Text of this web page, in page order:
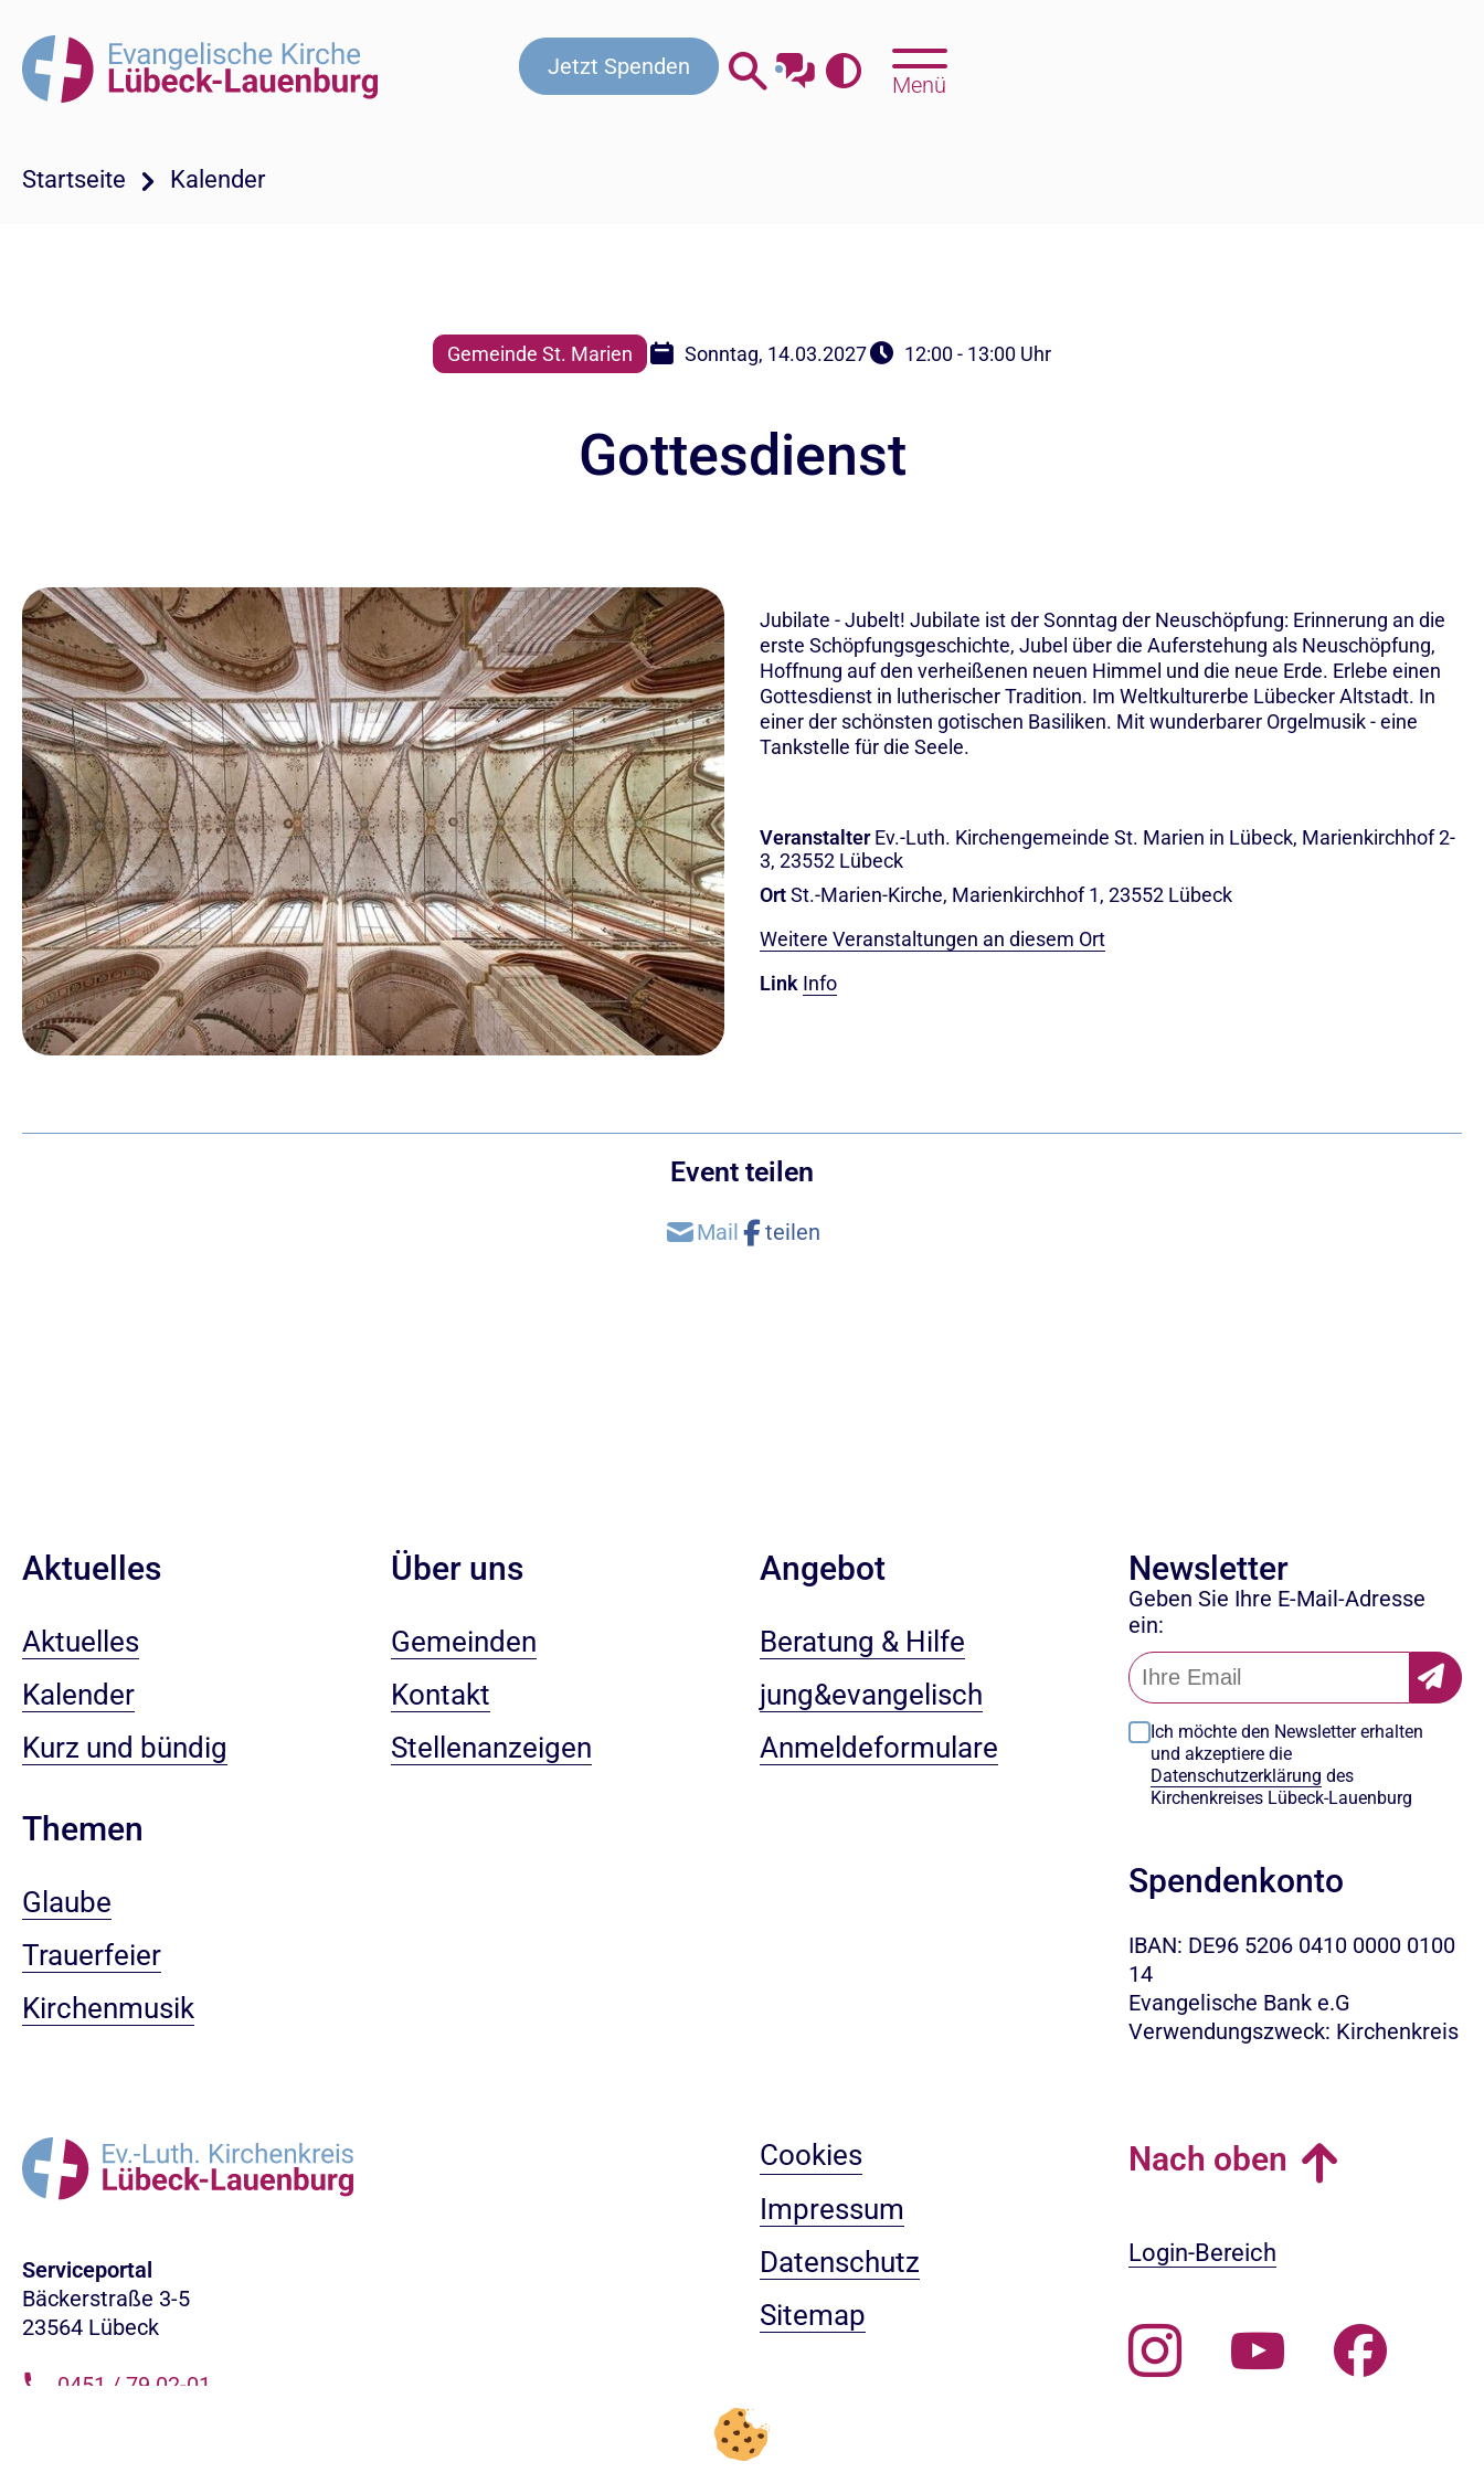
KontaktBeratung & HilfeGottesdienste
Jetzt Spenden
Menü
Startseite Kalender
Gemeinde St. Marien Sonntag, 14.03.2027 12:00 - 13:00 Uhr
Gottesdienst
Jubilate - Jubelt! Jubilate ist der Sonntag der Neuschöpfung: Erinnerung an die
erste Schöpfungsgeschichte, Jubel über die Auferstehung als Neuschöpfung,
Hoffnung auf den verheißenen neuen Himmel und die neue Erde. Erlebe einen
Gottesdienst in lutherischer Tradition. Im Weltkulturerbe Lübecker Altstadt. In
einer der schönsten gotischen Basiliken. Mit wunderbarer Orgelmusik - eine
Tankstelle für die Seele.
Veranstalter Ev.-Luth. Kirchengemeinde St. Marien in Lübeck, Marienkirchhof 2-
3, 23552 Lübeck
OrtSt.-Marien-Kirche, Marienkirchhof 1, 23552 Lübeck
Weitere Veranstaltungen an diesem Ort
Link Info
Event teilen
Aktuelles
Aktuelles
Kalender
Kurz und bündig
Themen
Glaube
Trauerfeier
Kirchenmusik
Über uns
Gemeinden
Kontakt
Stellenanzeigen
Angebot
Beratung & Hilfe
jung&evangelisch
Anmeldeformulare
Newsletter
Geben Sie Ihre E-Mail-Adresse
ein:
Ich möchte den Newsletter erhalten
und akzeptiere die
Datenschutzerklärung des
Kirchenkreises Lübeck-Lauenburg
Spendenkonto
IBAN: DE96 5206 0410 0000 0100
14
Evangelische Bank e.G
Verwendungszweck: Kirchenkreis
Serviceportal
Bäckerstraße 3-5
23564 Lübeck
0451 / 79 02-01
Cookies
Impressum
Datenschutz
Sitemap
Nach oben
Login-Bereich